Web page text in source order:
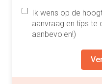
Ik wens op de
aanvraag en tips te
aanbevolen!)